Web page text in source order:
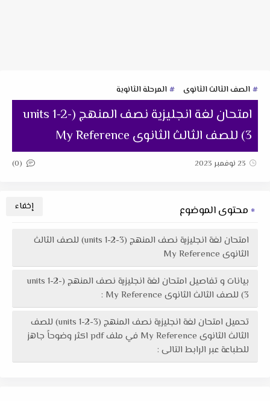
الصف الثالث الثانوى المرحلة الثانوية
امتحان لغة انجليزية نصف المنهج (units 1-2-
3) للصف الثالث الثانوى My Reference
23 نوفمبر 2023 (0)
محتوى الموضوع
امتحان لغة انجليزية نصف المنهج (units 1-2-3) للصف الثالث
الثانوى My Reference
بيانات و تفاصيل امتحان لغة انجليزية نصف المنهج (units 1-2-
3) للصف الثالث الثانوى My Reference :
تحميل امتحان لغة انجليزية نصف المنهج (units 1-2-3) للصف
الثالث الثانوى My Reference في ملف pdf اكثر وضوحاً جاهز
للطباعة عبر الرابط التالى :